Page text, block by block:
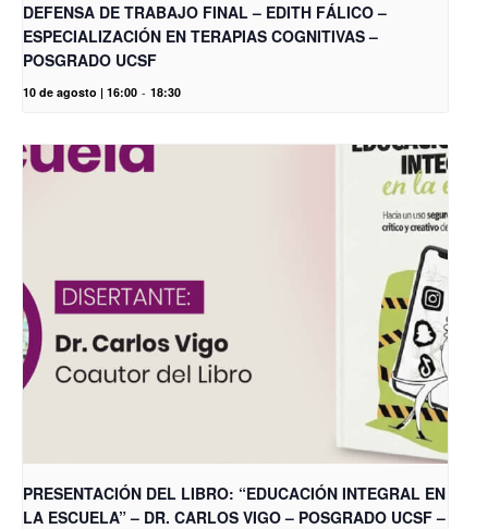
DEFENSA DE TRABAJO FINAL – EDITH FÁLICO –
ESPECIALIZACIÓN EN TERAPIAS COGNITIVAS –
POSGRADO UCSF
10 de agosto | 16:00 - 18:30
PRESENTACIÓN DEL LIBRO: “EDUCACIÓN INTEGRAL EN
LA ESCUELA” – DR. CARLOS VIGO – POSGRADO UCSF –